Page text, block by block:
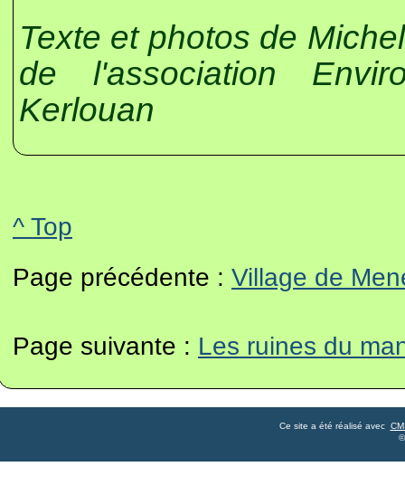
Texte et photos de
de l'association
Kerlouan
^ Top
Page précédente : Village de
Page suivante : Les ruines du
Ce site a été réalisé avec